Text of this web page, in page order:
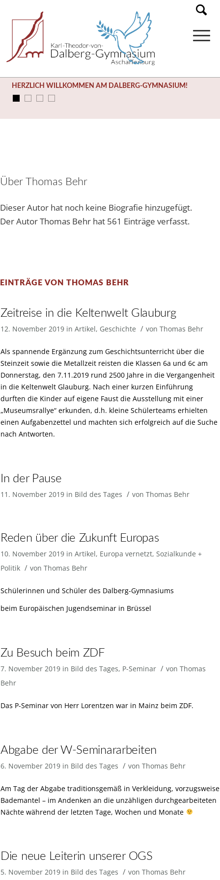
HERZLICH WILLKOMMEN AM DALBERG-GYMNASIUM!
Über Thomas Behr
Dieser Autor hat noch keine Biografie hinzugefügt.
Der AutorThomas Behr hat 561 Einträge verfasst.
EINTRÄGE VON THOMAS BEHR
Zeitreise in die Keltenwelt Glauburg
12. November 2019 in Artikel, Geschichte / von Thomas Behr
Als spannende Ergänzung zum Geschichtsunterricht über die
Steinzeit sowie die Metallzeit reisten die Klassen 6a und 6c am
Donnerstag, den 7.11.2019 rund 2500 Jahre in die Vergangenheit
in die Keltenwelt Glauburg. Nach einer kurzen Einführung
durften die Kinder auf eigene Faust die Ausstellung mit einer
„Museumsrallye“ erkunden, d.h. kleine Schülerteams erhielten
einen Aufgabenzettel und machten sich erfolgreich auf die Suche
nach Antworten.
In der Pause
11. November 2019 in Bild des Tages / von Thomas Behr
Reden über die Zukunft Europas
10. November 2019 in Artikel, Europa vernetzt, Sozialkunde +
Politik / von Thomas Behr
Schülerinnen und Schüler des Dalberg-Gymnasiums
beim Europäischen Jugendseminar in Brüssel
Zu Besuch beim ZDF
7. November 2019 in Bild des Tages, P-Seminar / von Thomas
Behr
Das P-Seminar von Herr Lorentzen war in Mainz beim ZDF.
Abgabe der W-Seminararbeiten
6. November 2019 in Bild des Tages / von Thomas Behr
Am Tag der Abgabe traditionsgemäß in Verkleidung, vorzugsweise
Bademantel – im Andenken an die unzähligen durchgearbeiteten
Nächte während der letzten Tage, Wochen und Monate
Die neue Leiterin unserer OGS
5. November 2019 in Bild des Tages / von Thomas Behr